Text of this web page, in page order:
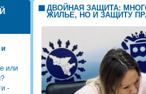
или
-
ДВОЙНАЯ ЗАЩИТА:
ЖИЛЬЕ, НО И ЗАЩИТУ